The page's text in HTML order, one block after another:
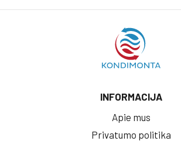
INFORMACIJA
Apie mus
Privatumo politika